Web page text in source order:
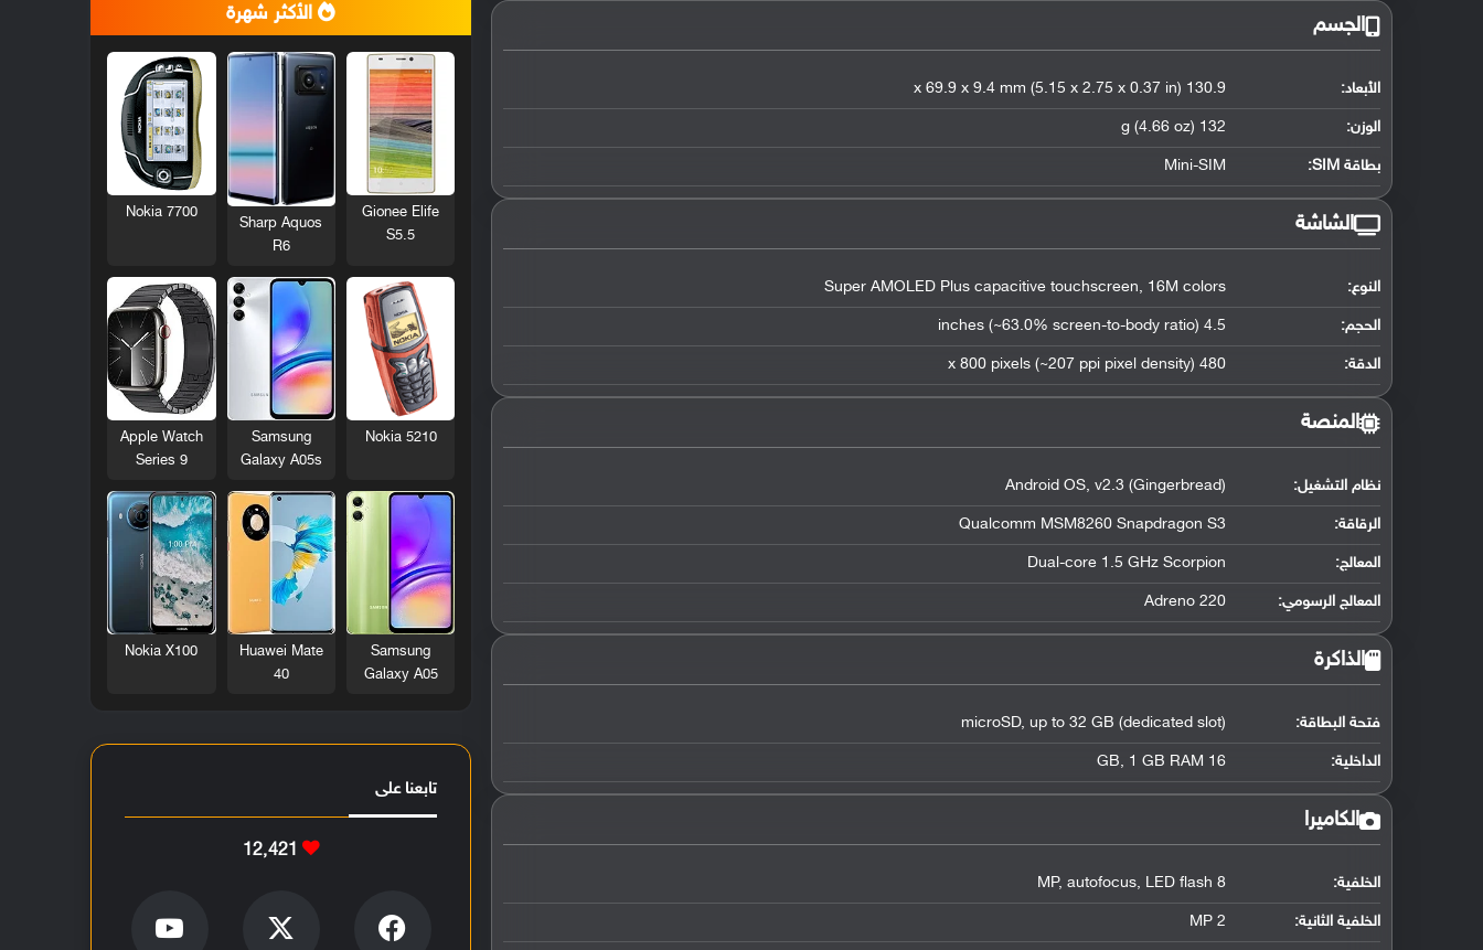
الجسم
الأبعاد: 130.9 x 69.9 x 9.4 mm (5.15 x 2.75 x 0.37 in)
الوزن: 132 g (4.66 oz)
بطاقة SIM: Mini-SIM
الشاشة
النوع: Super AMOLED Plus capacitive touchscreen, 16M colors
الحجم: 4.5 inches (~63.0% screen-to-body ratio)
الدقة: 480 x 800 pixels (~207 ppi pixel density)
المنصة
نظام التشغيل:
Android OS, v2.3 (Gingerbread)
الرقاقة:
Qualcomm MSM8260 Snapdragon S3
المعالج:
Dual-core 1.5 GHz Scorpion
المعالج الرسومي:
Adreno 220
الذاكرة
فتحة البطاقة: microSD, up to 32 GB (dedicated slot)
الداخلية: 16 GB, 1 GB RAM
الكاميرا
الخلفية: 8 MP, autofocus, LED flash
الخلفية الثانية: 2 MP
الأكثر شهرة
Gionee Elife
S5.5
Sharp Aquos
R6
Nokia 7700
Nokia 5210
Samsung
Galaxy A05s
Apple Watch
Series 9
Samsung
Galaxy A05
Huawei Mate
40
Nokia X100
تابعنا على
12٬421